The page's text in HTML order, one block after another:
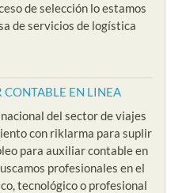
de selección lo estamos
de servicios de logística
EN LINEA
del sector de viajes
con riklarma para suplir
para auxiliar contable en
profesionales en el
tecnológico o profesional